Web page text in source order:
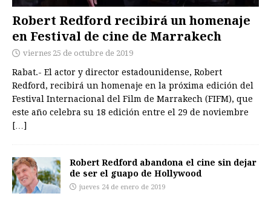
Robert Redford recibirá un homenaje
en Festival de cine de Marrakech
viernes 25 de octubre de 2019
Rabat.- El actor y director estadounidense, Robert
Redford, recibirá un homenaje en la próxima edición del
Festival Internacional del Film de Marrakech (FIFM), que
este año celebra su 18 edición entre el 29 de noviembre
[…]
Robert Redford abandona el cine sin dejar
de ser el guapo de Hollywood
jueves 24 de enero de 2019